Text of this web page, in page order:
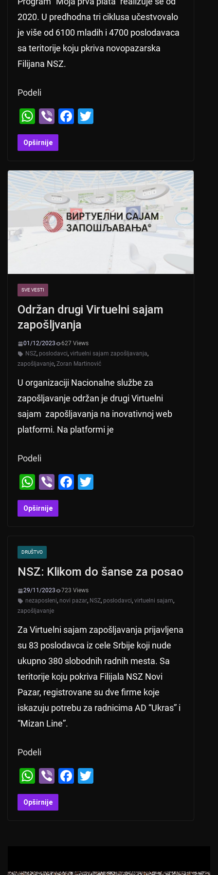
2020. U predhodna tri ciklusa učestvovalo
je više od 6100 mladih i 4700 poslodavaca
sa teritorije koju pkriva novopazarska
Filijana NSZ.
Podeli
W
h
at
A
p
Vi
b
er
F
b
o
o
k
Opširnije
SVE VESTI
Održan drugi Virtuelni sajam
zapošljvanja
01/12/2023
627 Views
NSZ, poslodavci, virtuelni sajam zapošljavanja,
zapošljavanje, Zoran Martinović
U organizaciji Nacionalne službe za
zapošljavanje održan je drugi Virtuelni
sajam zapošljavanja na inovativnoj web
platformi. Na platformi je
Podeli
W
h
at
A
p
p
Vi
b
er
F
o
k
Opširnije
DRUŠTVO
NSZ: Klikom do šanse za posao
29/11/2023
723 Views
nezaposleni, novi pazar, NSZ, poslodavci, virtuelni sajam,
zapošljavanje
Za Virtuelni sajam zapošljavanja prijavljena
su 83 poslodavca iz cele Srbije koji nude
ukupno 380 slobodnih radnih mesta. Sa
teritorije koju pokriva Filijala NSZ Novi
Pazar, registrovane su dve firme koje
iskazuju potrebu za radnicima AD “Ukras” i
“Mizan Line”.
Podeli
W
h
at
p
Vi
b
er
F
o
Opširnije